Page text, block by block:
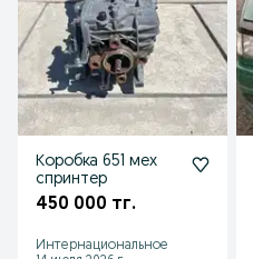
Коробка 651 мех
спринтер
450 000 тг.
Интернациональное